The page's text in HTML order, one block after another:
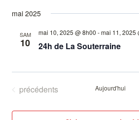
mai 2025
SAM
10
mai 10, 2025 @ 8h00 -mai 11, 2025
24h de La Souterraine
Évènements
précédents Aujourd'hui